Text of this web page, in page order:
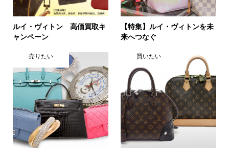
ルイ・ヴィトン 高価買取キ
ャンペーン
【特集】ルイ・ヴィトンを未
来へつなぐ
売りたい 買いたい